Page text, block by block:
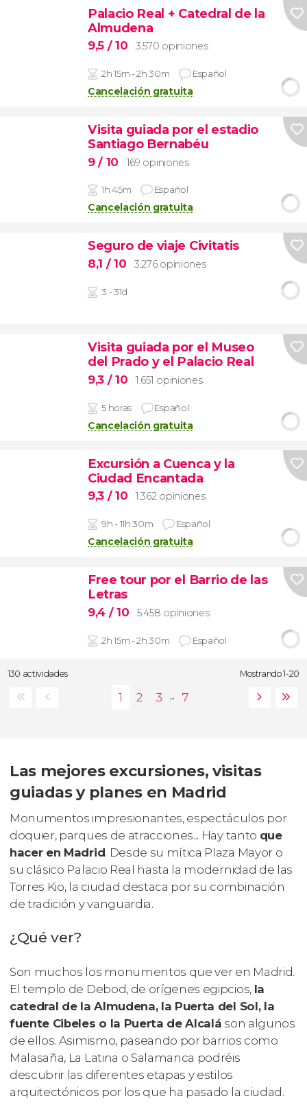
Palacio Real + Catedral de la
Almudena
9,5 / 10 3.570 opiniones
2h 15m - 2h 30m Español
Cancelación gratuita
Visita guiada por el estadio
Santiago Bernabéu
9/ 10 169 opiniones
1h 45m Español
Cancelación gratuita
Seguro de viaje Civitatis
8,1 / 10 3.276 opiniones
3 - 31d
Visita guiada por el Museo
del Prado y el Palacio Real
9,3 / 10 1.651 opiniones
5 horas Español
Cancelación gratuita
Excursión a Cuenca y la
Ciudad Encantada
9,3 / 10 1.362 opiniones
9h - 11h 30m Español
Cancelación gratuita
Free tour por el Barrio de las
Letras
9,4 / 10 5.458 opiniones
2h 15m - 2h 30m Español
130 actividades Mostrando 1-20
...
Las mejores excursiones, visitas
guiadas y planes en Madrid
Monumentos impresionantes, espectáculos por
doquier, parques de atracciones... Hay tanto que
hacer en Madrid. Desde su mítica Plaza Mayor o
su clásico Palacio Real hasta la modernidad de las
Torres Kio, la ciudad destaca por su combinación
de tradición y vanguardia.
¿Qué ver?
Son muchos los monumentos que ver en Madrid.
El templo de Debod, de orígenes egipcios, la
catedral de la Almudena, la Puerta del Sol, la
fuente Cibeles o la Puerta de Alcalá son algunos
de ellos. Asimismo, paseando por barrios como
Malasaña, La Latina o Salamanca podréis
descubrir las diferentes etapas y estilos
arquitectónicos por los que ha pasado la ciudad.